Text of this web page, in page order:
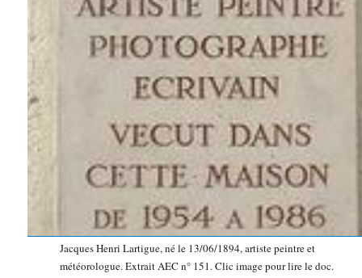
Jacques Henri Lartigue, né le 13/06/1894, artiste peintre et
météorologue. Extrait AEC n° 151. Clic image pour lire le doc.